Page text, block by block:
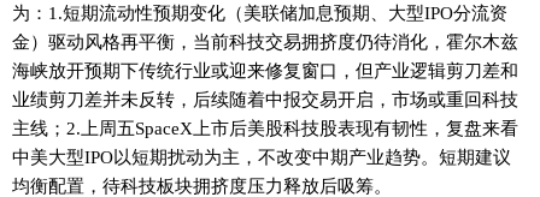
为：1.短期流动性预期变化（美联储加息预期、大型IPO分流资
金）驱动风格再平衡，当前科技交易拥挤度仍待消化，霍尔木兹
海峡放开预期下传统行业或迎来修复窗口，但产业逻辑剪刀差和
业绩剪刀差并未反转，后续随着中报交易开启，市场或重回科技
主线；2.上周五SpaceX上市后美股科技股表现有韧性，复盘来看
中美大型IPO以短期扰动为主，不改变中期产业趋势。短期建议
均衡配置，待科技板块拥挤度压力释放后吸筹。